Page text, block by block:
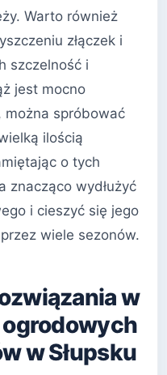
Warto również
złączek i
szczelność i
jest mocno
spróbować
ilością
o tych
znacząco wydłużyć
i cieszyć się jego
wiele sezonów.
w
w Słupsku